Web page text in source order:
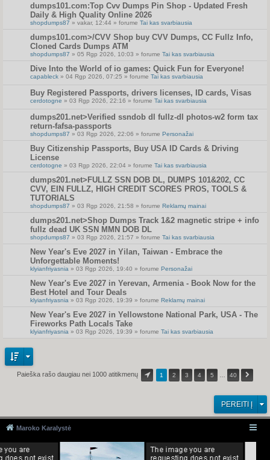
dumps101.com:Top Cvv Dumps Pin Shop - Updated Fresh
Daily & High Quality Online 2026
shopdumps87 » vakar, 12:44 » forume Tai kas svarbiausia
dumps101.com>/CVV Shop buy CVV Dumps, CC Fullz Info,
Cloned Cards Dumps ATM
shopdumps87 » 05 Rgp 2026, 10:03 » forume Tai kas svarbiausia
Dive Into the World of io games: Quick Fun for Everyone!
capableck » 04 Rgp 2026, 07:25 » forume Tai kas svarbiausia
Buy Registered Passports, drivers licenses, ID cards, Visas
cerdotogne » 03 Rgp 2026, 22:16 » forume Tai kas svarbiausia
dumps201.net>Verified ssndob dl fullz-dl photos-w2 form tax
return-fafsa-passports
shopdumps87 » 03 Rgp 2026, 22:06 » forume Personažai
Buy Citizenship Passports, Buy USA ID Cards & Driving
License
cerdotogne » 03 Rgp 2026, 22:04 » forume Tai kas svarbiausia
dumps201.net>FULLZ SSN DOB DL, DUMPS 101&202, CC
CVV, EIN FULLZ, HIGH CREDIT SCORES PROS, TOOLS &
TUTORIALS
shopdumps87 » 03 Rgp 2026, 21:58 » forume Reklamų mainai
dumps201.net>Shop Dumps Track 1&2 magnetic stripe + info
fullz dead UK SSN MMN DOB DL
shopdumps87 » 03 Rgp 2026, 21:57 » forume Tai kas svarbiausia
New Year's Eve 2027 in Yilan, Taiwan - Embrace the
Unforgettable Moments!
klyianfriyasnia » 03 Rgp 2026, 19:40 » forume Personažai
New Year's Eve 2027 in Yerevan, Armenia - Book Now for the
Best Hotel and Tour Deals
klyianfriyasnia » 03 Rgp 2026, 19:39 » forume Reklamų mainai
New Year's Eve 2027 in Yellowstone National Park, USA - The
Fireworks Path Locals Take
klyianfriyasnia » 03 Rgp 2026, 19:39 » forume Tai kas svarbiausia
Paieška rašo daugiau nei 1000 atitikmenų 1 2 3 4 5 40
PEREITI Į
Maroko Karalystė